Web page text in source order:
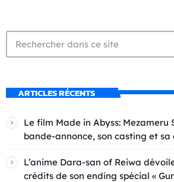
ARTICLES RÉCENTS
Le film Made in Abyss: Mezameru
bande-annonce, son casting et
L’anime Dara-san of Reiwa
crédits de son ending spécial «